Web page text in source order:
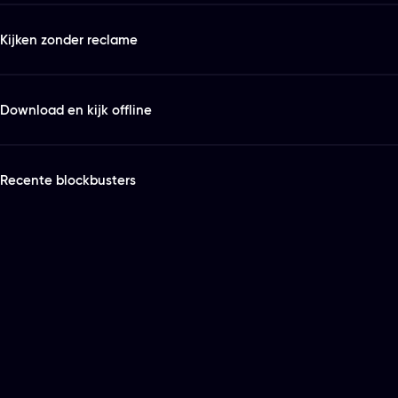
Kijken zonder reclame
Download en kijk offline
Recente blockbusters